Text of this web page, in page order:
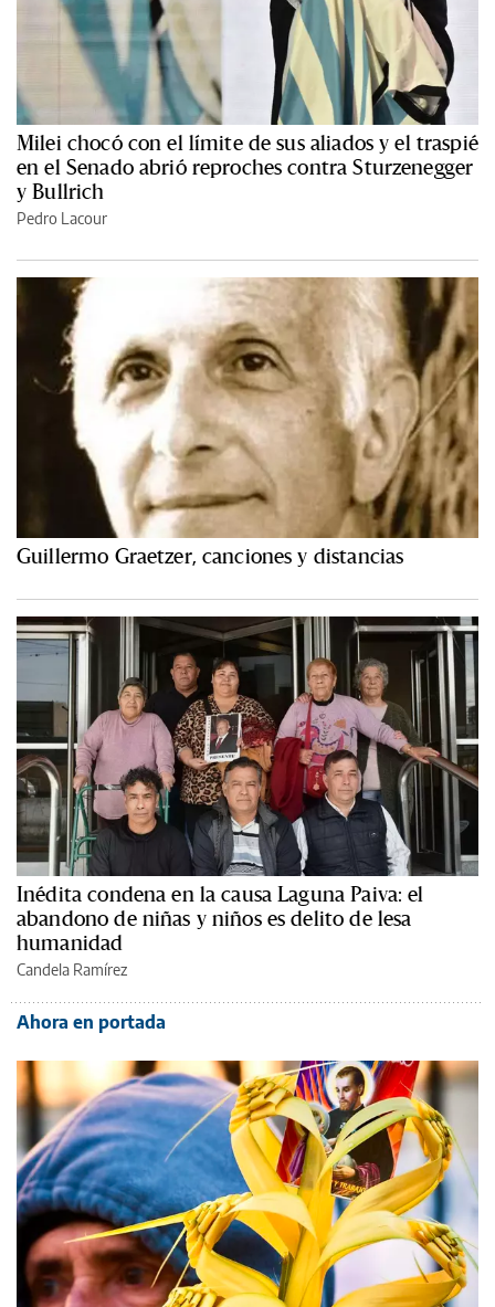
Milei chocó con el límite de sus aliados y el traspié
en el Senado abrió reproches contra Sturzenegger
y Bullrich
Pedro Lacour
Guillermo Graetzer, canciones y distancias
Inédita condena en la causa Laguna Paiva: el
abandono de niñas y niños es delito de lesa
humanidad
Candela Ramírez
Ahora en portada